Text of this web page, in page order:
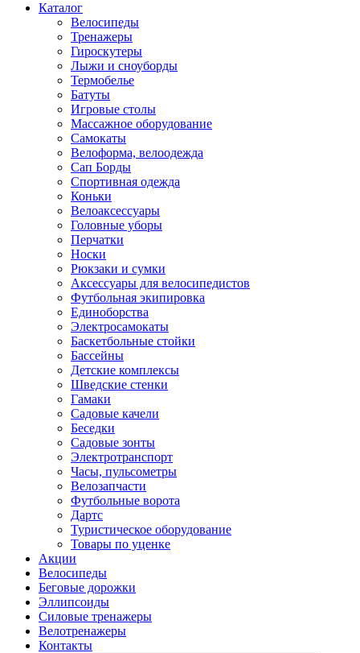
Каталог
Велосипеды
Тренажеры
Гироскутеры
Лыжи и сноуборды
Термобелье
Батуты
Игровые столы
Массажное оборудование
Самокаты
Велоформа, велоодежда
Сап Борды
Спортивная одежда
Коньки
Велоаксессуары
Головные уборы
Перчатки
Носки
Рюкзаки и сумки
Аксессуары для велосипедистов
Футбольная экипировка
Единоборства
Электросамокаты
Баскетбольные стойки
Бассейны
Детские комплексы
Шведские стенки
Гамаки
Садовые качели
Беседки
Садовые зонты
Электротранспорт
Часы, пульсометры
Велозапчасти
Футбольные ворота
Дартс
Туристическое оборудование
Товары по уценке
Акции
Велосипеды
Беговые дорожки
Эллипсоиды
Силовые тренажеры
Велотренажеры
Контакты